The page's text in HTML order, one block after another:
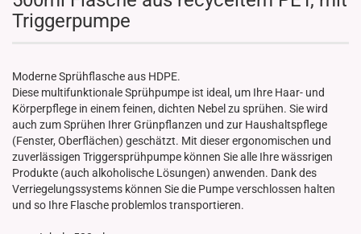
Triggerpumpe
Moderne Sprühflasche aus HDPE.
Diese multifunktionale Sprühpumpe ist ideal, um Ihre Haar- und
Körperpflege in einem feinen, dichten Nebel zu sprühen. Sie wird
auch zum Sprühen Ihrer Grünpflanzen und zur Haushaltspflege
(Fenster, Oberflächen) geschätzt. Mit dieser ergonomischen und
zuverlässigen Triggersprühpumpe können Sie alle Ihre wässrigen
Produkte (auch alkoholische Lösungen) anwenden. Dank des
Verriegelungssystems können Sie die Pumpe verschlossen halten
und so Ihre Flasche problemlos transportieren.